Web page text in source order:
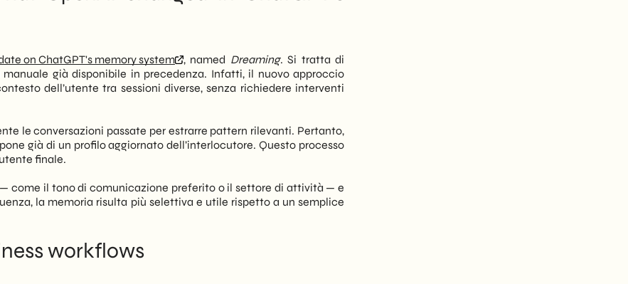
a feature
il contesto rilevante nel tempo. In pratica, ChatGPT non
di ogni conversazione.
le applicazioni aziendali. Infatti, le PMI B2B e retail
il profilo del cliente, le sue esigenze ricorrenti e lo
attività come il customer service automatizzato e il
senza richiedere ogni volta un re-briefing
cosa cambia concretamente, quale impatto immediato
passi operativi conviene avviare oggi. Inoltre, offriamo
evolverà nei prossimi trimestri, con implicazioni
o assistenza clienti su scala medio-piccola.
on ChatGPT's memory system , named Dreaming. Si tratta di
già disponibile in precedenza. Infatti, il nuovo approccio
dell’utente tra sessioni diverse, senza richiedere interventi
le conversazioni passate per estrarre pattern rilevanti. Pertanto,
già di un profilo aggiornato dell’interlocutore. Questo processo
finale.
come il tono di comunicazione preferito o il settore di attività — e
la memoria risulta più selettiva e utile rispetto a un semplice
workflows